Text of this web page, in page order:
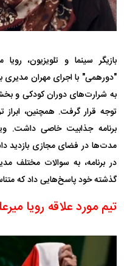
بازیگر سینما و تلویزیون،
"دورهمی" با اجرای مهران مدیری
به شرارت‌های دوران کودکی و
توجه قرار گرفت. همچنین،
برنامه جذابیت خاصی داشت.
مدت‌ها در فضای مجازی بازدید
در برنامه، به سوالات مختلف
گذشته خود پاسخ‌هایی داد که
تیم مورد علاقه رویا